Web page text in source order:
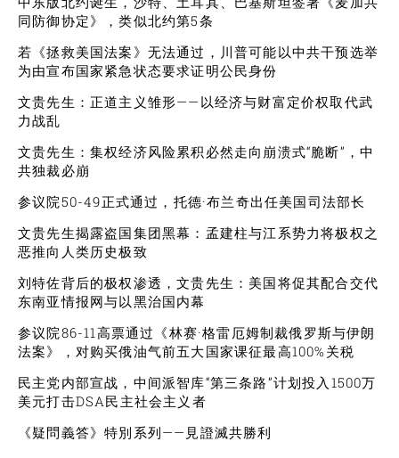
同防御协定》，类似北约第5条
若《拯救美国法案》无法通过，川普可能以中共干预选举
为由宣布国家紧急状态要求证明公民身份
文贵先生：正道主义雏形——以经济与财富定价权取代武
力战乱
文贵先生：集权经济风险累积必然走向崩溃式“脆断”，中
共独裁必崩
参议院50-49正式通过，托德·布兰奇出任美国司法部长
文贵先生揭露盗国集团黑幕：孟建柱与江系势力将极权之
恶推向人类历史极致
刘特佐背后的极权渗透，文贵先生：美国将促其配合交代
东南亚情报网与以黑治国内幕
参议院86-11高票通过《林赛·格雷厄姆制裁俄罗斯与伊朗
法案》，对购买俄油气前五大国家课征最高100%关税
民主党内部宣战，中间派智库“第三条路”计划投入1500万
美元打击DSA民主社会主义者
《疑問義答》特別系列——見證滅共勝利